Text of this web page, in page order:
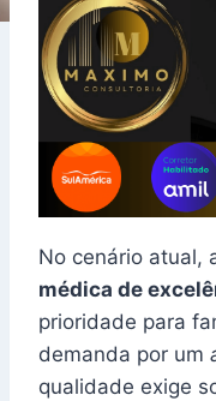
No cenário atual,
médica de
prioridade para
demanda por um
qualidade exige